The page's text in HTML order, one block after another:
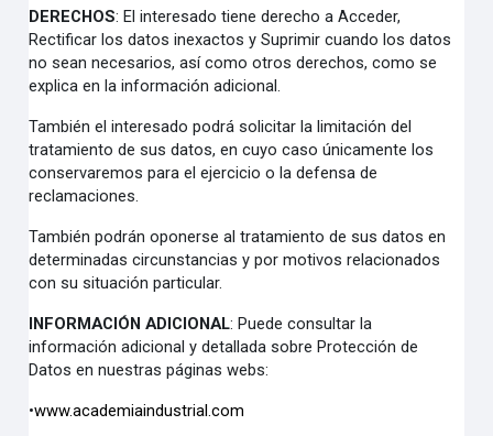
DERECHOS:El interesado tiene derecho a Acceder,
Rectificar los datos inexactos y Suprimir cuando los datos
no sean necesarios, así como otros derechos, como se
explica en la información adicional.
También el interesado podrá solicitar la limitación del
tratamiento de sus datos, en cuyo caso únicamente los
conservaremos para el ejercicio o la defensa de
reclamaciones.
También podrán oponerse al tratamiento de sus datos en
determinadas circunstancias y por motivos relacionados
con su situación particular.
INFORMACIÓN ADICIONAL:Puede consultar la
información adicional y detallada sobre Protección de
Datos en nuestras páginas webs:
•www.academiaindustrial.com